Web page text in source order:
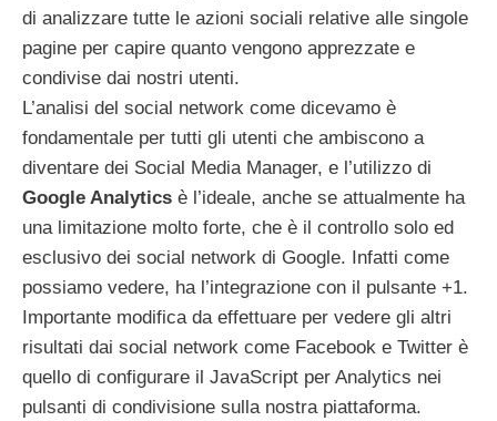
di analizzare tutte le azioni sociali relative alle singole
pagine per capire quanto vengono apprezzate e
condivise dai nostri utenti.
L’analisi del social network come dicevamo è
fondamentale per tutti gli utenti che ambiscono a
diventare dei Social Media Manager, e l’utilizzo di
Google Analytics è l’ideale, anche se attualmente ha
una limitazione molto forte, che è il controllo solo ed
esclusivo dei social network di Google. Infatti come
possiamo vedere, ha l’integrazione con il pulsante +1.
Importante modifica da effettuare per vedere gli altri
risultati dai social network come Facebook e Twitter è
quello di configurare il JavaScript per Analytics nei
pulsanti di condivisione sulla nostra piattaforma.